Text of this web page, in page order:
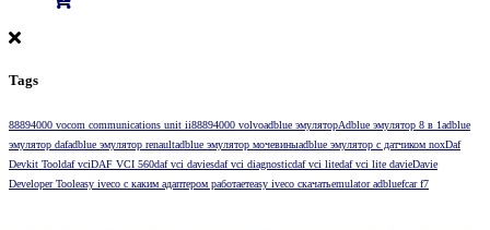
Tags
88894000 vocom communications unit ii88894000 volvoadblue эмуляторAdblue эмулятор 8 в 1adblue
эмулятор dafadblue эмулятор renaultadblue эмулятор мочевиныadblue эмулятор с датчиком noxDaf
Devkit Tooldaf vciDAF VCI 560daf vci daviesdaf vci diagnosticdaf vci litedaf vci lite davieDavie
Developer Tooleasy iveco с каким адаптером работаетeasy iveco скачатьemulator adbluefcar f7